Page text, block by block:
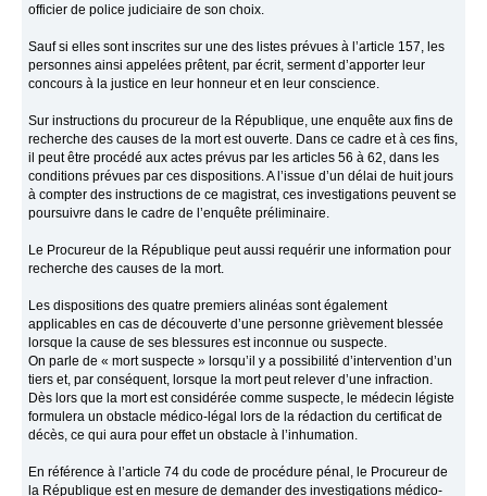
officier de police judiciaire de son choix.
Sauf si elles sont inscrites sur une des listes prévues à l’article 157, les
personnes ainsi appelées prêtent, par écrit, serment d’apporter leur
concours à la justice en leur honneur et en leur conscience.
Sur instructions du procureur de la République, une enquête aux fins de
recherche des causes de la mort est ouverte. Dans ce cadre et à ces fins,
il peut être procédé aux actes prévus par les articles 56 à 62, dans les
conditions prévues par ces dispositions. A l’issue d’un délai de huit jours
à compter des instructions de ce magistrat, ces investigations peuvent se
poursuivre dans le cadre de l’enquête préliminaire.
Le Procureur de la République peut aussi requérir une information pour
recherche des causes de la mort.
Les dispositions des quatre premiers alinéas sont également
applicables en cas de découverte d’une personne grièvement blessée
lorsque la cause de ses blessures est inconnue ou suspecte.
On parle de « mort suspecte » lorsqu’il y a possibilité d’intervention d’un
tiers et, par conséquent, lorsque la mort peut relever d’une infraction.
Dès lors que la mort est considérée comme suspecte, le médecin légiste
formulera un obstacle médico-légal lors de la rédaction du certificat de
décès, ce qui aura pour effet un obstacle à l’inhumation.
En référence à l’article 74 du code de procédure pénal, le Procureur de
la République est en mesure de demander des investigations médico-